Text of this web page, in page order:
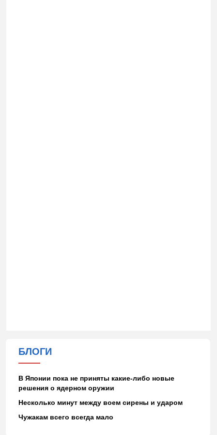
БЛОГИ
В Японии пока не приняты какие-либо новые
решения о ядерном оружии
Несколько минут между воем сирены и ударом
Чужакам всего всегда мало